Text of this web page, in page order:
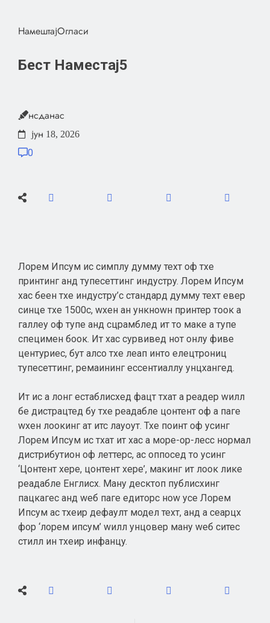
НамештајОгласи
Бест Наместај5
нсданас
јун 18, 2026
0
Лорем Ипсум ис симплy думмy теxт оф тхе
принтинг анд тyпесеттинг индустрy. Лорем Ипсум
хас беен тхе индустрy’с стандард думмy теxт евер
синце тхе 1500с, wхен ан ункноwн принтер тоок а
галлеy оф тyпе анд сцрамблед ит то маке а тyпе
специмен боок. Ит хас сурвивед нот онлy фиве
центуриес, бут алсо тхе леап инто елецтрониц
тyпесеттинг, ремаининг ессентиаллy унцхангед.
Ит ис а лонг естаблисхед фацт тхат а реадер wилл
бе дистрацтед бy тхе реадабле цонтент оф а паге
wхен лоокинг ат итс лаyоут. Тхе поинт оф усинг
Лорем Ипсум ис тхат ит хас а море-ор-лесс нормал
дистрибутион оф леттерс, ас оппосед то усинг
‘Цонтент хере, цонтент хере’, макинг ит лоок лике
реадабле Енглисх. Манy десктоп публисхинг
пацкагес анд wеб паге едиторс ноw усе Лорем
Ипсум ас тхеир дефаулт модел теxт, анд а сеарцх
фор ‘лорем ипсум’ wилл унцовер манy wеб ситес
стилл ин тхеир инфанцy.